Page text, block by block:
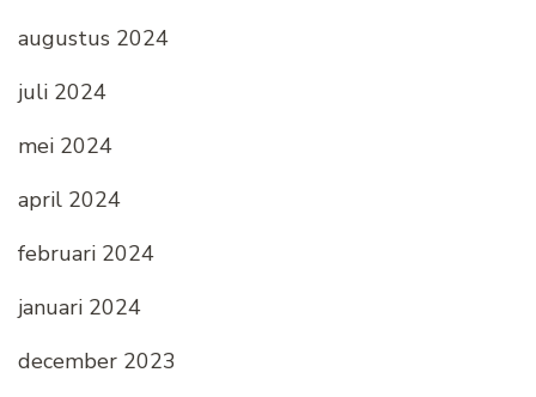
augustus 2024
juli 2024
mei 2024
april 2024
februari 2024
januari 2024
december 2023